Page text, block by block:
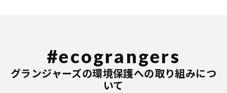
#ecograngers
グランジャーズの環境保護への取り組みにつ
いて